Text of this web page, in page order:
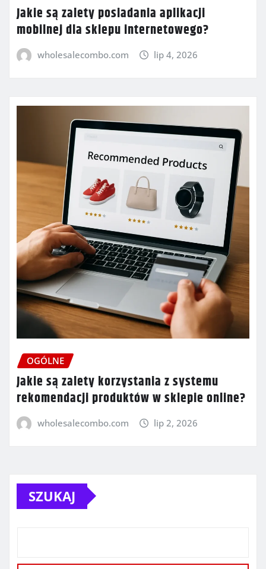
Jakie są zalety posiadania aplikacji
mobilnej dla sklepu internetowego?
wholesalecombo.com lip 4, 2026
OGÓLNE
Jakie są zalety korzystania z systemu
rekomendacji produktów w sklepie online?
wholesalecombo.com lip 2, 2026
SZUKAJ